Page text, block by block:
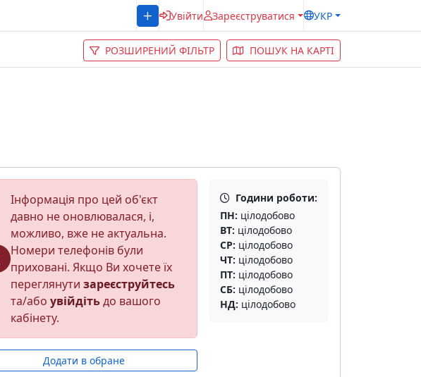
Увійти Зареєструватися УКР
РОЗШИРЕНИЙ ФІЛЬТР ПОШУК НА КАРТІ
Інформація про цей об'єкт
давно не оновлювалася, і,
можливо, вже не актуальна.
Номери телефонів були
приховані. Якщо Ви хочете їх
переглянути зареєструйтесь
та/або увійдітьдо вашого
кабінету.
Додати в обране
Години роботи:
ПН: цілодобово
ВТ: цілодобово
СР: цілодобово
ЧТ: цілодобово
ПТ: цілодобово
СБ: цілодобово
НД: цілодобово